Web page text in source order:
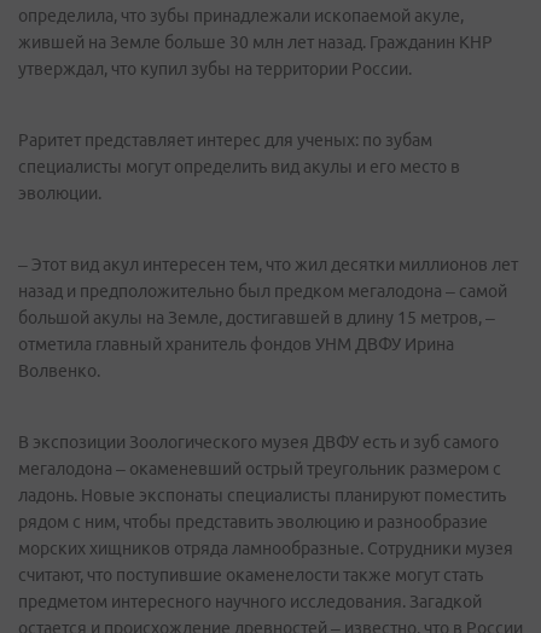
определила, что зубы принадлежали ископаемой акуле,
жившей на Земле больше 30 млн лет назад. Гражданин КНР
утверждал, что купил зубы на территории России.
Раритет представляет интерес для ученых: по зубам
специалисты могут определить вид акулы и его место в
эволюции.
– Этот вид акул интересен тем, что жил десятки миллионов лет
назад и предположительно был предком мегалодона – самой
большой акулы на Земле, достигавшей в длину 15 метров, –
отметила главный хранитель фондов УНМ ДВФУ Ирина
Волвенко.
В экспозиции Зоологического музея ДВФУ есть и зуб самого
мегалодона – окаменевший острый треугольник размером с
ладонь. Новые экспонаты специалисты планируют поместить
рядом с ним, чтобы представить эволюцию и разнообразие
морских хищников отряда ламнообразные. Сотрудники музея
считают, что поступившие окаменелости также могут стать
предметом интересного научного исследования. Загадкой
остается и происхождение древностей – известно, что в России